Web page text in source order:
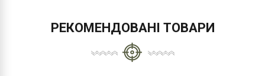
РЕКОМЕНДОВАНІ ТОВАРИ